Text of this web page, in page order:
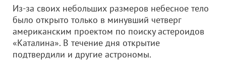
Из-за своих небольших размеров небесное тело
было открыто только в минувший четверг
американским проектом по поиску астероидов
«Каталина». В течение дня открытие
подтвердили и другие астрономы.